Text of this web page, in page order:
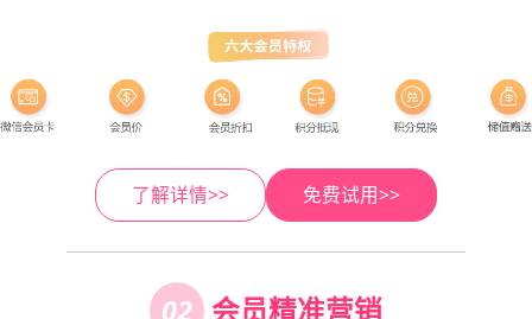
了解详情>> 免费试用>>
02 会员精准营销